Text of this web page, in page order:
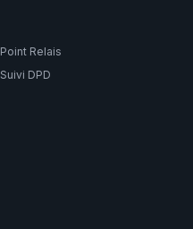
Point Relais
Suivi DPD